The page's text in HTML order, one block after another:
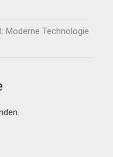
Moderne Technologie